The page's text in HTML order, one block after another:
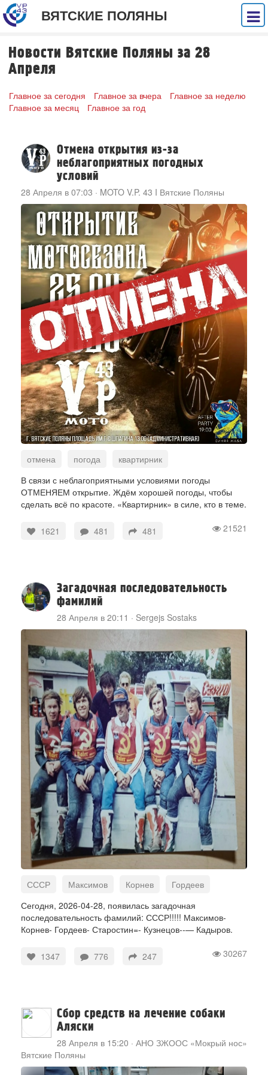
ВЯТСКИЕ ПОЛЯНЫ
Новости Вятские Поляны за 28
Апреля
Главное за сегодня Главное за вчера
Главное за неделю
Главное за месяц
Главное за год
Отмена открытия из-за
неблагоприятных погодных
условий
28 Апреля в 07:03 · MOTO V.P. 43 I Вятские Поляны
отмена погода
квартирник
В связи с неблагоприятными условиями погоды
ОТМЕНЯЕМ открытие. Ждём хорошей погоды, чтобы
сделать всё по красоте. «Квартирник» в силе, кто в теме.
21521
1621 481 481
Загадочная последовательность
фамилий
28 Апреля в 20:11 · Sergejs Sostaks
СССР Максимов Корнев
Гордеев
Старостин
Кузнецов Кадыров
Сегодня, 2026-04-28, появилась загадочная
последовательность фамилий: СССР!!!!! Максимов-
Корнев- Гордеев- Старостин=- Кузнецов--— Кадыров.
30267
1347 776 247
Сбор средств на лечение собаки
Аляски
28 Апреля в 15:20 · АНО ЗЖООС «Мокрый нос»
Вятские Поляны